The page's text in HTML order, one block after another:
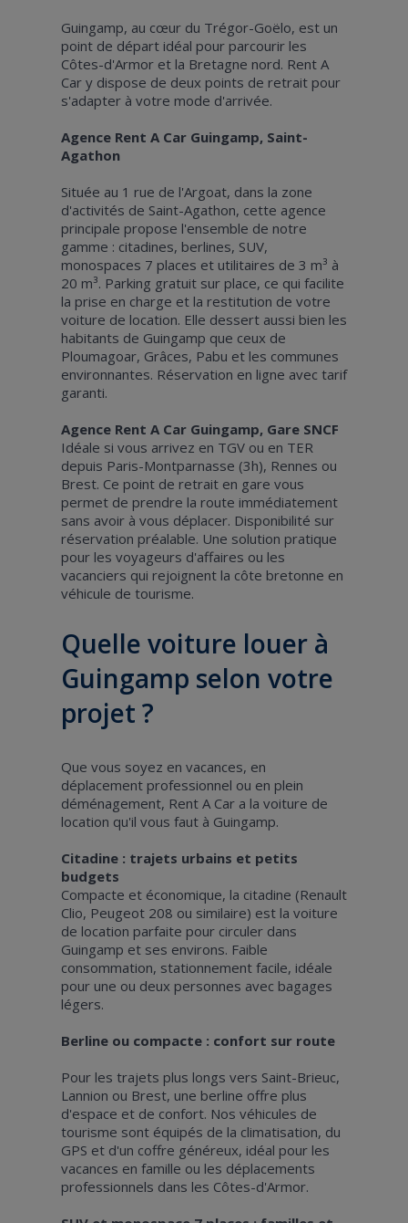
Guingamp, au cœur du Trégor-Goëlo, est un
point de départ idéal pour parcourir les
Côtes-d'Armor et la Bretagne nord. Rent A
Car y dispose de deux points de retrait pour
s'adapter à votre mode d'arrivée.
Agence Rent A Car Guingamp, Saint-
Agathon
Située au 1 rue de l'Argoat, dans la zone
d'activités de Saint-Agathon, cette agence
principale propose l'ensemble de notre
gamme : citadines, berlines, SUV,
monospaces 7 places et utilitaires de 3 m³ à
20 m³. Parking gratuit sur place, ce qui facilite
la prise en charge et la restitution de votre
voiture de location. Elle dessert aussi bien les
habitants de Guingamp que ceux de
Ploumagoar, Grâces, Pabu et les communes
environnantes. Réservation en ligne avec tarif
garanti.
Agence Rent A Car Guingamp, Gare SNCF
Idéale si vous arrivez en TGV ou en TER
depuis Paris-Montparnasse (3h), Rennes ou
Brest. Ce point de retrait en gare vous
permet de prendre la route immédiatement
sans avoir à vous déplacer. Disponibilité sur
réservation préalable. Une solution pratique
pour les voyageurs d'affaires ou les
vacanciers qui rejoignent la côte bretonne en
véhicule de tourisme.
Quelle voiture louer à
Guingamp selon votre
projet ?
Que vous soyez en vacances, en
déplacement professionnel ou en plein
déménagement, Rent A Car a la voiture de
location qu'il vous faut à Guingamp.
Citadine : trajets urbains et petits
budgets
Compacte et économique, la citadine (Renault
Clio, Peugeot 208 ou similaire) est la voiture
de location parfaite pour circuler dans
Guingamp et ses environs. Faible
consommation, stationnement facile, idéale
pour une ou deux personnes avec bagages
légers.
Berline ou compacte : confort sur route
Pour les trajets plus longs vers Saint-Brieuc,
Lannion ou Brest, une berline offre plus
d'espace et de confort. Nos véhicules de
tourisme sont équipés de la climatisation, du
GPS et d'un coffre généreux, idéal pour les
vacances en famille ou les déplacements
professionnels dans les Côtes-d'Armor.